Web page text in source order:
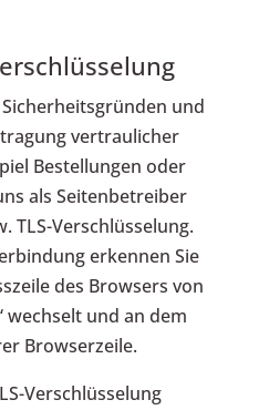
und
vertraulicher
Bestellungen oder
als Seitenbetreiber
TLS-Verschlüsselung.
erkennen Sie
des Browsers von
wechselt und an dem
Browserzeile.
Verschlüsselung